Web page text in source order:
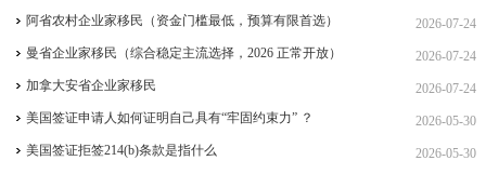
2026-07-24
阿省农村企业家移民（资金门槛最低，预算有限首选）
2026-07-24
曼省企业家移民（综合稳定主流选择，2026 正常开放）
2026-07-24
加拿大安省企业家移民
2026-05-30
美国签证申请人如何证明自己具有“牢固约束力” ？
2026-05-30
美国签证拒签214(b)条款是指什么